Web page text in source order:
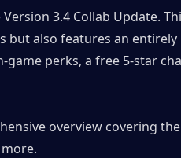
3.4 Collab Update.
but also features an entirely
perks, a free 5-star
overview covering